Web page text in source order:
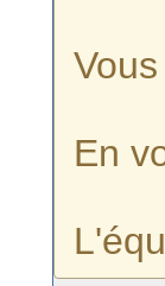
En